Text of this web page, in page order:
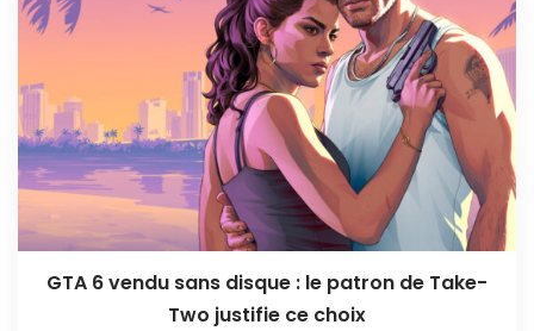
GTA 6 vendu sans disque : le patron de Take-
Two justifie ce choix